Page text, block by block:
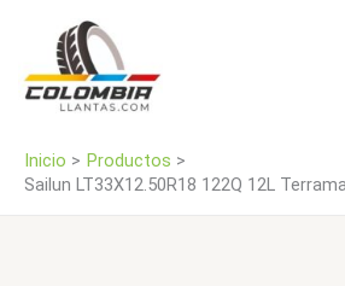
contenido
Inicio
Productos
Sailun LT33X12.50R18 122Q 12L
cantidad